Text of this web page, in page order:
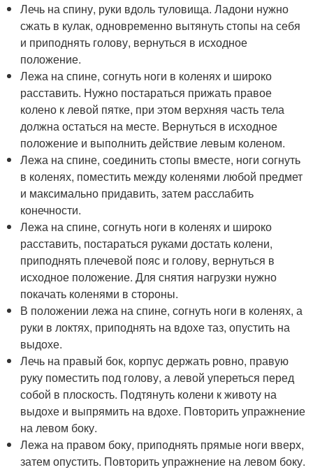
Лечь на спину, руки вдоль туловища. Ладони нужно
сжать в кулак, одновременно вытянуть стопы на себя
и приподнять голову, вернуться в исходное
положение.
Лежа на спине, согнуть ноги в коленях и широко
расставить. Нужно постараться прижать правое
колено к левой пятке, при этом верхняя часть тела
должна остаться на месте. Вернуться в исходное
положение и выполнить действие левым коленом.
Лежа на спине, соединить стопы вместе, ноги согнуть
в коленях, поместить между коленями любой предмет
и максимально придавить, затем расслабить
конечности.
Лежа на спине, согнуть ноги в коленях и широко
расставить, постараться руками достать колени,
приподнять плечевой пояс и голову, вернуться в
исходное положение. Для снятия нагрузки нужно
покачать коленями в стороны.
В положении лежа на спине, согнуть ноги в коленях, а
руки в локтях, приподнять на вдохе таз, опустить на
выдохе.
Лечь на правый бок, корпус держать ровно, правую
руку поместить под голову, а левой упереться перед
собой в плоскость. Подтянуть колени к животу на
выдохе и выпрямить на вдохе. Повторить упражнение
на левом боку.
Лежа на правом боку, приподнять прямые ноги вверх,
затем опустить. Повторить упражнение на левом боку.